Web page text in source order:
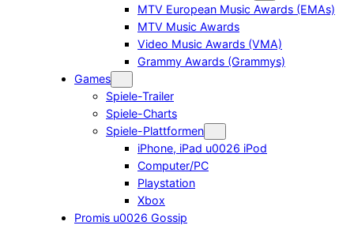
MTV European Music Awards (EMAs)
MTV Music Awards
Video Music Awards (VMA)
Grammy Awards (Grammys)
Games
Spiele-Trailer
Spiele-Charts
Spiele-Plattformen
iPhone, iPad u0026 iPod
Computer/PC
Playstation
Xbox
Promis u0026 Gossip